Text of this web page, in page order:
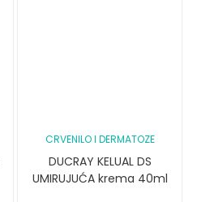
CRVENILO I DERMATOZE
DUCRAY KELUAL DS
UMIRUJUĆA krema 40ml